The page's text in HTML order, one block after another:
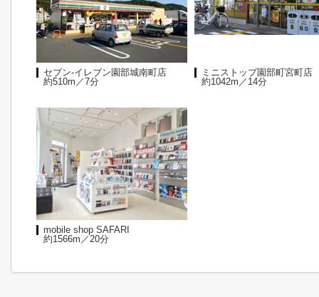
セブン-イレブン園部城南町店
約510m／7分
ミニストップ園部町宮町店
約1042m／14分
mobile shop SAFARI
約1566m／20分